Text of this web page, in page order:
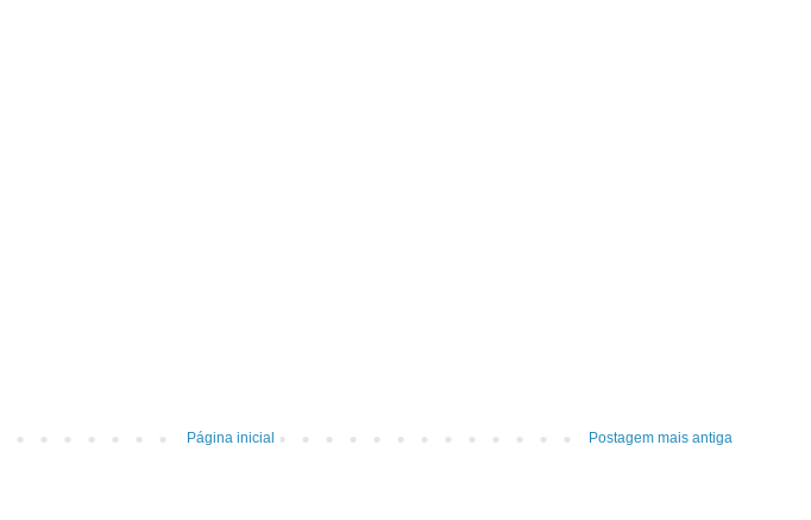
Postagem mais antiga
Página inicial